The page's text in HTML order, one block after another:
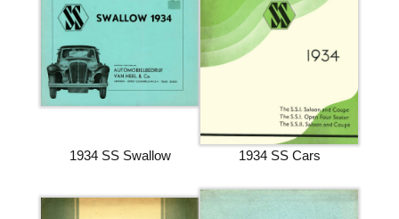
1934 SS Swallow 1934 SS Cars